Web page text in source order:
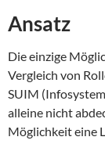
Ansatz
Die einzige
Vergleich von
SUIM
alleine nicht
Möglichkeit eine